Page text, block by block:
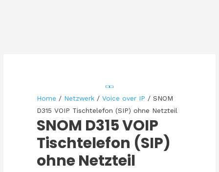
Home / Netzwerk /Voice over IP / SNOM
D315 VOIP Tischtelefon (SIP) ohne Netzteil
SNOM D315 VOIP
Tischtelefon (SIP)
ohne Netzteil